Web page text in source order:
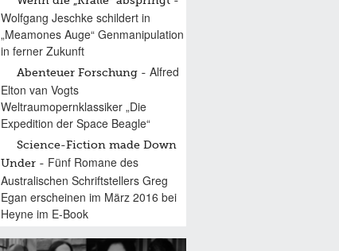
Wolfgang Jeschke schildert in
„Meamones Auge“ Genmanipulation
in ferner Zukunft
Abenteuer Forschung
Alfred
Elton van Vogts
Weltraumopernklassiker „Die
Expedition der Space Beagle“
Science-Fiction made Down
Under
Fünf Romane des
Australischen Schriftstellers Greg
Egan erscheinen im März 2016 bei
Heyne im E-Book